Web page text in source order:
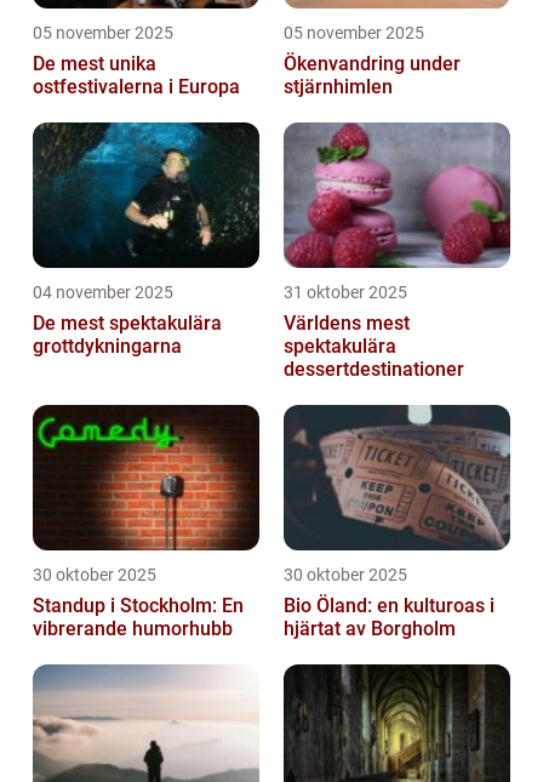
05 november 2025
De mest unika
ostfestivalerna i Europa
05 november 2025
Ökenvandring under
stjärnhimlen
04 november 2025
De mest spektakulära
grottdykningarna
31 oktober 2025
Världens mest
spektakulära
dessertdestinationer
30 oktober 2025
Standup i Stockholm: En
vibrerande humorhubb
30 oktober 2025
Bio Öland: en kulturoas i
hjärtat av Borgholm